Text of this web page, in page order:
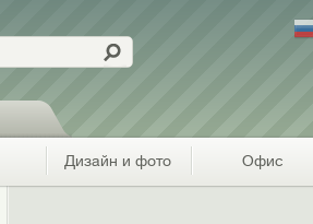
Дизайн и фото Офис